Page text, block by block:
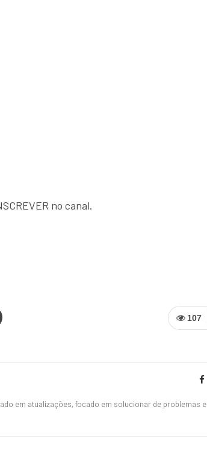
no canal.
107
em atualizações, focado em solucionar de problemas e